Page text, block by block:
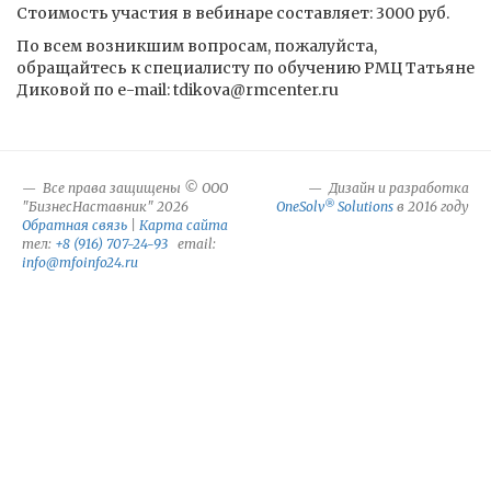
Стоимость участия в вебинаре составляет: 3000 руб.
По всем возникшим вопросам, пожалуйста,
обращайтесь к специалисту по обучению РМЦ Татьяне
Диковой по e-mail: tdikova@rmcenter.ru
Все права защищены © ООО
"БизнесНаставник" 2026
Обратная связь
Карта сайта
тел: +8 (916) 707-24-93 email:
info@mfoinfo24.ru
Дизайн и разработка
OneSolv® Solutions в 2016 году